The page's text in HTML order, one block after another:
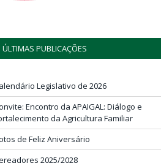
ÚLTIMAS PUBLICAÇÕES
Legislativo de 2026
Encontro da APAIGAL: Diálogo e
da Agricultura Familiar
de Feliz Aniversário
2025/2028